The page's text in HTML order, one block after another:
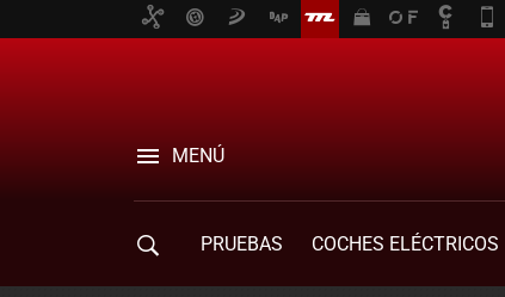
MENÚ
PRUEBAS COCHES ELÉCTRICOS